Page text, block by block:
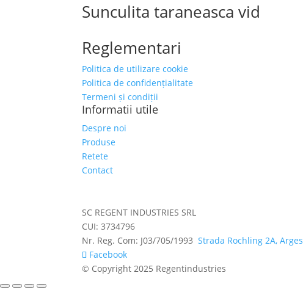
Sunculita taraneasca vid
Reglementari
Politica de utilizare cookie
Politica de confidențialitate
Termeni și condiții
Informatii utile
Despre noi
Produse
Retete
Contact
SC REGENT INDUSTRIES SRL
CUI: 3734796
Nr. Reg. Com: J03/705/1993Strada Rochling 2A, Arges
Facebook
© Copyright 2025 Regentindustries